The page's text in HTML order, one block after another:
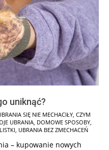
uniknąć?
SIĘ NIE MECHACIŁY CZYM
UBRANIA DOMOWE SPOSOBY
UBRANIA BEZ ZMECHACEŃ
– kupowanie nowych